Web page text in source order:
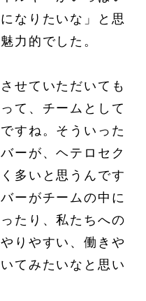
なりたいな」と思
力的でした。
せていただいても
て、チームとして
すね。そういった
ーが、ヘテロセク
多いと思うんです
ーがチームの中に
たり、私たちへの
りやすい、働きや
てみたいなと思い